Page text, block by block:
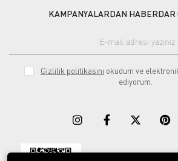
KAMPANYALARDAN HABERDAR
Gizlilik politikasını okudum ve
ediyorum.